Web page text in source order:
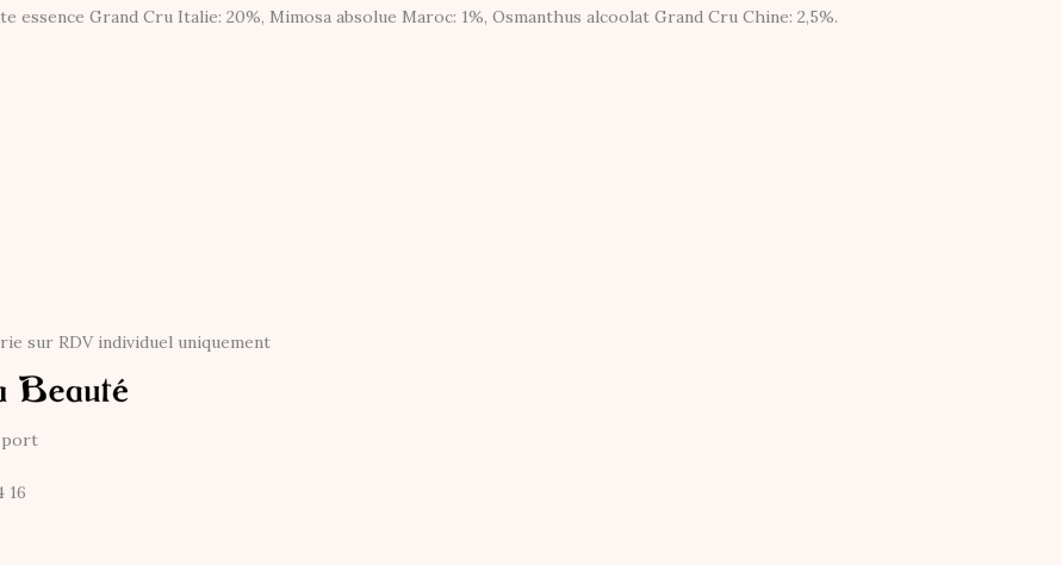
essence Grand Cru Italie: 20%, Mimosa absolue Maroc: 1%, Osmanthus alcoolat Grand Cru Chine: 2,5%.
sur RDV individuel uniquement
port
16